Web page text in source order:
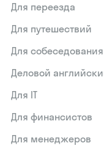
Для переезда
Для путешествий
Для собеседования
Деловой
Для IT
Для финансистов
Для менеджеров